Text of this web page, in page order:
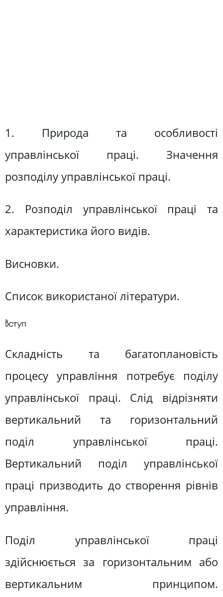
1. Природа та особливості
управлінської праці. Значення
розподілу управлінської праці.
2. Розподіл управлінської праці та
характеристика його видів.
Висновки.
Список використаної літератури.
Вступ
Складність та багатоплановість
процесу управління потребує поділу
управлінської праці. Слід відрізняти
вертикальний та горизонтальний
поділ управлінської праці.
Вертикальний поділ управлінської
праці призводить до створення рівнів
управління.
Поділ управлінської праці
здійснюється за горизонтальним або
вертикальним принципом.